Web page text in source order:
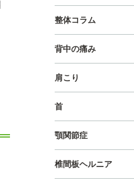
整体コラム
背中の痛み
肩こり
首
顎関節症
椎間板ヘルニア